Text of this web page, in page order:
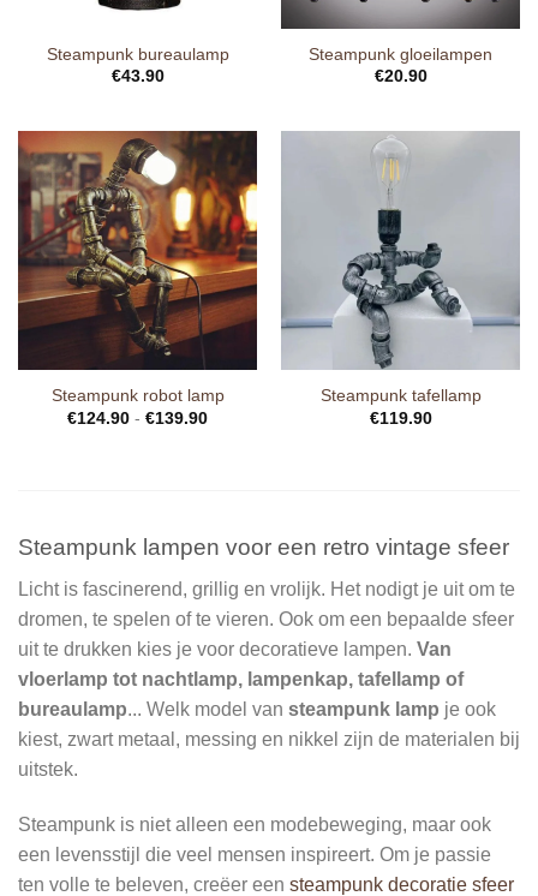
Steampunk bureaulamp
€43.90
Steampunk gloeilampen
€20.90
Steampunk robot lamp
€124.90 - €139.90
Steampunk tafellamp
€119.90
Steampunk lampen voor een retro vintage sfeer
Licht is fascinerend, grillig en vrolijk. Het nodigt je uit om te
dromen, te spelen of te vieren. Ook om een bepaalde sfeer
uit te drukken kies je voor decoratieve lampen. Van
vloerlamp tot nachtlamp, lampenkap, tafellamp of
bureaulamp... Welk model van steampunk lamp je ook
kiest, zwart metaal, messing en nikkel zijn de materialen bij
uitstek.
Steampunk is niet alleen een modebeweging, maar ook
een levensstijl die veel mensen inspireert. Om je passie
ten volle te beleven, creëer een steampunk decoratie sfeer